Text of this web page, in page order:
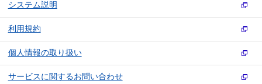
システム説明
利用規約
個人情報の取り扱い
サービスに関するお問い合わせ